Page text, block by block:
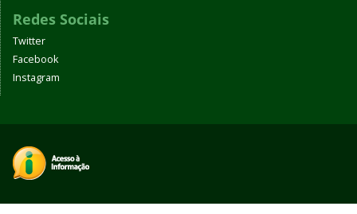
Redes Sociais
Twitter
Facebook
Instagram